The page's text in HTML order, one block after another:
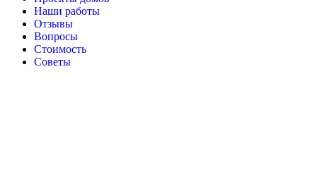
Наши работы
Отзывы
Вопросы
Стоимость
Советы